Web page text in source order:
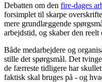
Debatten om den fire-dages
forsimplet til skarpe
mere grundlæggende
arbejdstid, og skaber den
Både medarbejdere og
stille det spørgsmål. Det
de færreste tidligere har
faktisk skal bruges på - og